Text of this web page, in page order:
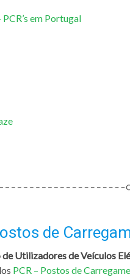
em Portugal
de
de Utilizadores de Veículos
PCR – Postos de